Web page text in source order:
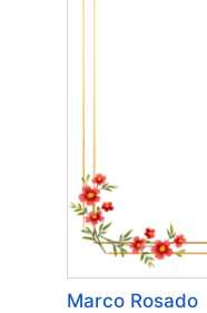
Marco Rosado